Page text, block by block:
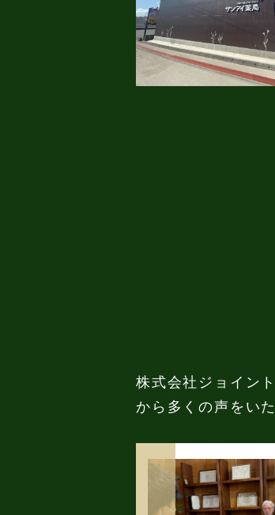
株式会社ジョイン
から多くの声をい